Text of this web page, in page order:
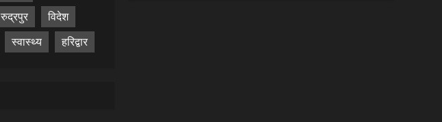
रुद्रपुर
विदेश
स्वास्थ्य हरिद्वार